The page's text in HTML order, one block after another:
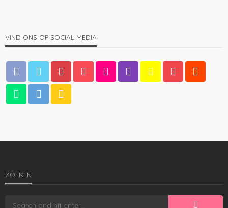
MANNEN
De baardkam: een onmisbare tool voor mannen met
VIND ONS OP SOCIAL MEDIA
ZOEKEN